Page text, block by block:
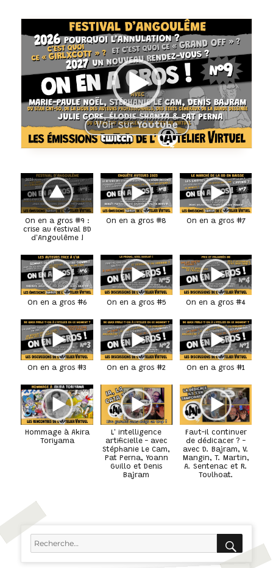
Voir surYoutube
On en a gros #9 :
crise au festival BD
d'Angoulême !
On en a gros #8 On en a gros #7
On en a gros #6 On en a gros #5 On en a gros #4
On en a gros #3 On en a gros #2 On en a gros #1
Hommage à Akira
Toriyama
L' intelligence
artificielle - avec
Stéphanie Le Cam,
Pat Perna, Yoann
Guillo et Denis
Bajram
Faut-il continuer
de dédicacer ? -
avec D. Bajram, V.
Mangin, T. Martin,
A. Sentenac et R.
Toulhoat.
Recherche